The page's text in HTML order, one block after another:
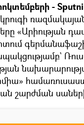
-
«Արիության
շարժման